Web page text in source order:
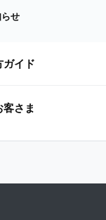
せ
ガイド
さま